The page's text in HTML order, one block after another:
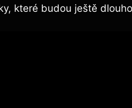
které ‍budou ještě